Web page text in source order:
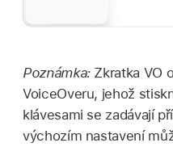
Poznámka: Zkratka VO
VoiceOveru, jehož
klávesami se zadávají
výchozím nastavení